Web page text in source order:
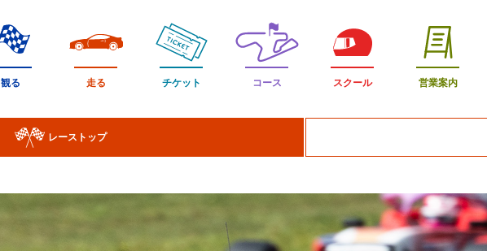
観る 走る チケット コース スクール 営業案内
レーストップ